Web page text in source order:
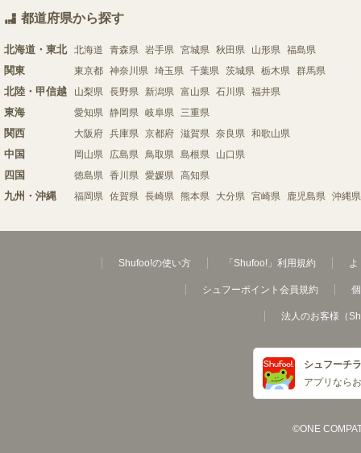
都道府県から探す
北海道・東北 北海道 青森県 岩手県 宮城県 秋田県 山形県 福島県
関東 東京都 神奈川県 埼玉県 千葉県 茨城県 栃木県 群馬県
北陸・甲信越 山梨県 長野県 新潟県 富山県 石川県 福井県
東海 愛知県 静岡県 岐阜県 三重県
関西 大阪府 兵庫県 京都府 滋賀県 奈良県 和歌山県
中国 岡山県 広島県 鳥取県 島根県 山口県
四国 徳島県 香川県 愛媛県 高知県
九州・沖縄 福岡県 佐賀県 長崎県 熊本県 大分県 宮崎県 鹿児島県 沖縄県
Shufoo!の使い方 「Shufoo!」利用規約 よ
シュフーポイント会員規約
法人のお客様（
シュフーチ
アプリなら
©ONE